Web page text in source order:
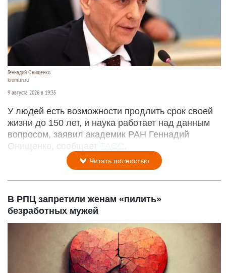
Геннадий Онищенко.
kremlin.ru
9 августа 2026 в 19:35
У людей есть возможности продлить срок своей
жизни до 150 лет, и наука работает над данным
вопросом, заявил академик РАН Геннадий
Онищенко, сообщает ТАСС
Читать полностью
В РПЦ запретили женам «пилить»
безработных мужей